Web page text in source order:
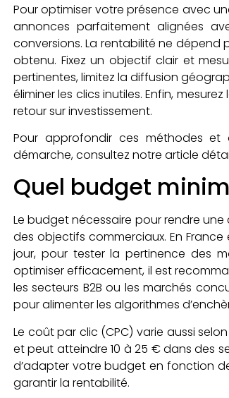
Pour optimiser votre présence avec
annonces parfaitement alignées
conversions. La rentabilité ne
obtenu. Fixez un objectif clair et
pertinentes, limitez la diffusion
éliminer les clics inutiles. Enfin,
retour sur investissement.
Pour approfondir ces méthodes
démarche, consultez notre article
Quel budget
Le budget nécessaire pour rendre
des objectifs commerciaux. En
jour, pour tester la pertinence des
optimiser efficacement, il est
les secteurs B2B ou les marchés
pour alimenter les algorithmes
Le coût par clic (CPC) varie aussi
et peut atteindre 10 à 25 € dans des
d’adapter votre budget en fonction
garantir la rentabilité.